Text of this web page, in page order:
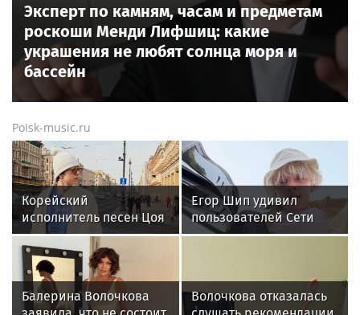
Эксперт по камням, часам и предметам
роскоши Менди Лифшиц: какие
украшения не любят солнца моря и
бассейн
Poisk-music.ru
Корейский
исполнитель песен Цоя
Сон Вон Соп захотел
пожить в Нижнем
Новгороде
Егор Шип удивил
пользователей Сети
кардинальной сменой
Балерина Волочкова
Волочкова отказалась